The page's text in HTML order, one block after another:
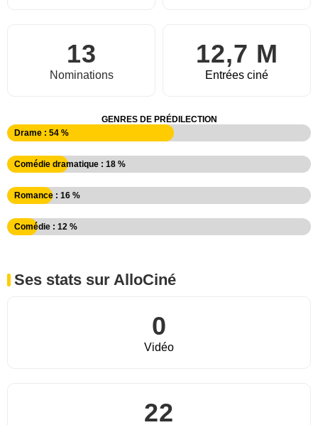
13
Nominations
12,7 M
Entrées ciné
GENRES DE PRÉDILECTION
Drame : 54 %
Comédie dramatique : 18 %
Romance : 16 %
Comédie : 12 %
Ses stats sur AlloCiné
0
Vidéo
22